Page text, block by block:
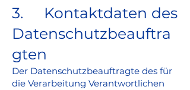
3. Kontaktdaten des
Datenschutzbeauftra
gten
Der Datenschutzbeauftragte des für
die Verarbeitung Verantwortlichen